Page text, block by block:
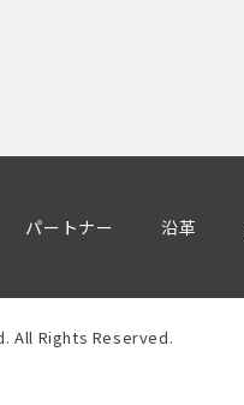
パートナー 沿革
All Rights Reserved.